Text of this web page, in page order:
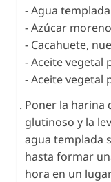
- Agua
- Azúcar
- Cacahuete,
- Aceite vegetal
- Aceite vegetal
Poner la harina
glutinoso y la
agua templada
hasta formar
hora en un